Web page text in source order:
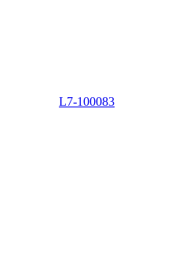
L7-100083